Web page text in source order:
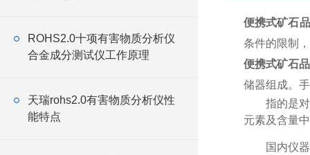
ROHS2.0十项有害物质分析仪
合金成分测试仪工作原理
天瑞rohs2.0有害物质分析仪性
能特点
便携式矿石
条件的限制
便携式矿石
储器组成。
指的是
元素及含量
国内仪